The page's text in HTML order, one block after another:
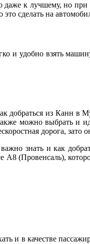
к лучшему, но
сделать на
и удобно взять
добраться из Канн
можно выбрать
дорога,
знать и как
(Провенсаль),
в качестве